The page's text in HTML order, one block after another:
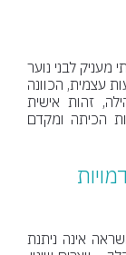
מעניק לבני נוער
עצמית, הכוונה
זהות אישית
הכיתה ומקדם
אינה ניתנת